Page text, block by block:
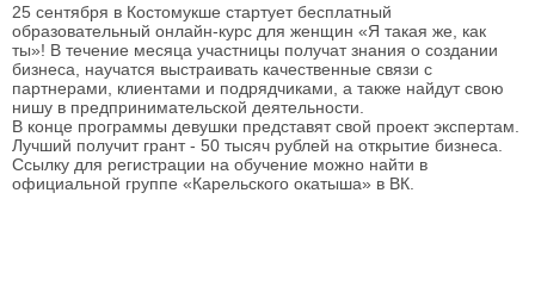
25 сентября в Костомукше стартует бесплатный
образовательный онлайн-курс для женщин «Я такая же, как
ты»! В течение месяца участницы получат знания о создании
бизнеса, научатся выстраивать качественные связи с
партнерами, клиентами и подрядчиками, а также найдут свою
нишу в предпринимательской деятельности.
В конце программы девушки представят свой проект экспертам.
Лучший получит грант - 50 тысяч рублей на открытие бизнеса.
Ссылку для регистрации на обучение можно найти в
официальной группе «Карельского окатыша» в ВК.